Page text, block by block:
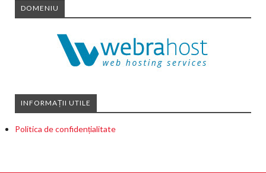
DOMENIU
INFORMAȚII UTILE
Politica de confidențialitate